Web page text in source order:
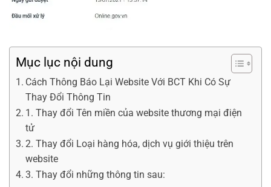
Mục lục nội dung
Cách Thông Báo Lại Website Với BCT Khi Có Sự
Thay Đổi Thông Tin
1. Thay đổi Tên miền của website thương mại điện
tử
2. Thay đổi Loại hàng hóa, dịch vụ giới thiệu trên
website
3. Thay đổi những thông tin sau: